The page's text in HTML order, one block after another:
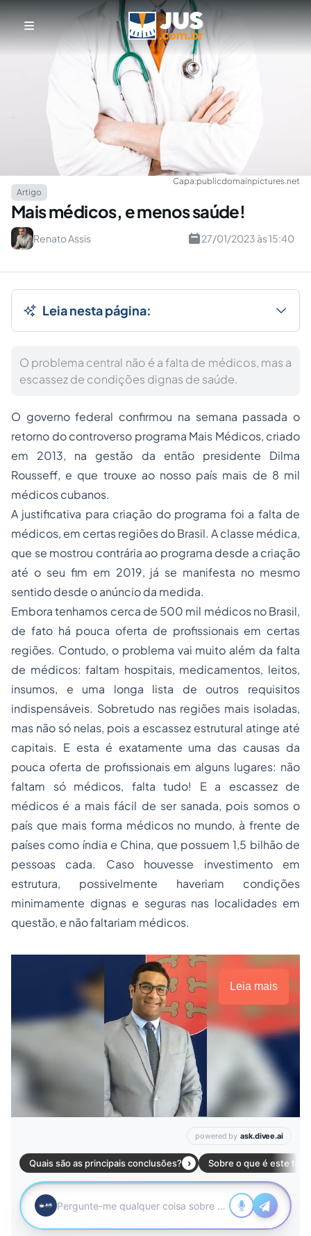
Capa:publicdomainpictures.net
Artigo
Mais médicos, e menos saúde!
Renato Assis 27/01/2023 às 15:40
Leia nesta página:
O problema central não é a falta de médicos, mas a
escassez de condições dignas de saúde.
O governo federal confirmou na semana passada o
retorno do controverso programa Mais Médicos, criado
em 2013, na gestão da então presidente Dilma
Rousseff, e que trouxe ao nosso país mais de 8 mil
médicos cubanos.
A justificativa para criação do programa foi a falta de
médicos, em certas regiões do Brasil. A classe médica,
que se mostrou contrária ao programa desde a criação
até o seu fim em 2019, já se manifesta no mesmo
sentido desde o anúncio da medida.
Embora tenhamos cerca de 500 mil médicos no Brasil,
de fato há pouca oferta de profissionais em certas
regiões. Contudo, o problema vai muito além da falta
de médicos: faltam hospitais, medicamentos, leitos,
insumos, e uma longa lista de outros requisitos
indispensáveis. Sobretudo nas regiões mais isoladas,
mas não só nelas, pois a escassez estrutural atinge até
capitais. E esta é exatamente uma das causas da
pouca oferta de profissionais em alguns lugares: não
faltam só médicos, falta tudo! E a escassez de
médicos é a mais fácil de ser sanada, pois somos o
país que mais forma médicos no mundo, à frente de
países como índia e China, que possuem 1,5 bilhão de
pessoas cada. Caso houvesse investimento em
estrutura, possivelmente haveriam condições
minimamente dignas e seguras nas localidades em
questão, e não faltariam médicos.
Leia mais